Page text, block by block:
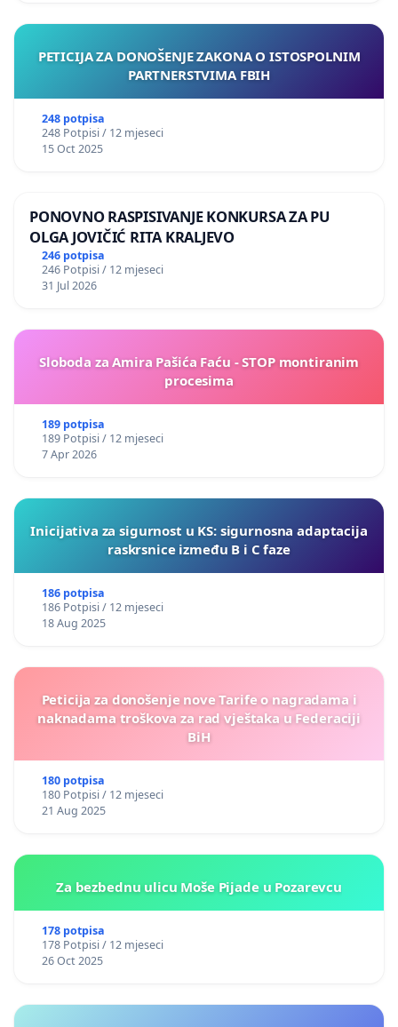
PETICIJA ZA DONOŠENJE ZAKONA O ISTOSPOLNIM
PARTNERSTVIMA FBIH
248 potpisa
248 Potpisi / 12 mjeseci
15 Oct 2025
PONOVNO RASPISIVANJE KONKURSA ZA PU
OLGA JOVIČIĆ RITA KRALJEVO
246 potpisa
246 Potpisi / 12 mjeseci
31 Jul 2026
Sloboda za Amira Pašića Faću - STOP montiranim
procesima
189 potpisa
189 Potpisi / 12 mjeseci
7 Apr 2026
Inicijativa za sigurnost u KS: sigurnosna adaptacija
raskrsnice između B i C faze
186 potpisa
186 Potpisi / 12 mjeseci
18 Aug 2025
Peticija za donošenje nove Tarife o nagradama i
naknadama troškova za rad vještaka u Federaciji
BiH
180 potpisa
180 Potpisi / 12 mjeseci
21 Aug 2025
Za bezbednu ulicu Moše Pijade u Pozarevcu
178 potpisa
178 Potpisi / 12 mjeseci
26 Oct 2025